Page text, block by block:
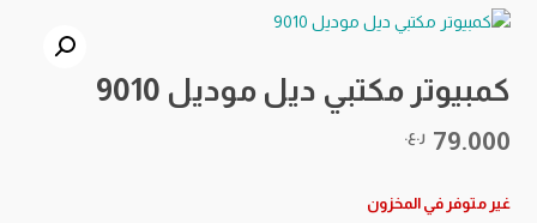
كمبيوتر مكتبي ديل موديل 9010
79.000 ر.ع.
غير متوفر في المخزون